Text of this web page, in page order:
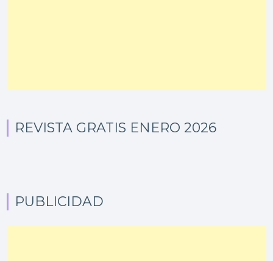
REVISTA GRATIS ENERO 2026
PUBLICIDAD